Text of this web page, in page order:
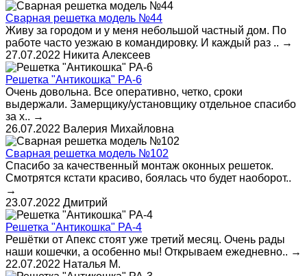
Сварная решетка модель №44
Живу за городом и у меня небольшой частный дом. По
работе часто уезжаю в командировку. И каждый раз .. →
27.07.2022 Никита Алексеев
Решетка "Антикошка" РА-6
Очень довольна. Все оперативно, четко, сроки
выдержали. Замерщику/установщику отдельное спасибо
за х.. →
26.07.2022 Валерия Михайловна
Сварная решетка модель №102
Спасибо за качественный монтаж оконных решеток.
Смотрятся кстати красиво, боялась что будет наоборот..
→
23.07.2022 Дмитрий
Решетка "Антикошка" РА-4
Решётки от Апекс стоят уже третий месяц. Очень рады
наши кошечки, а особенно мы! Открываем ежедневно.. →
22.07.2022 Наталья М.